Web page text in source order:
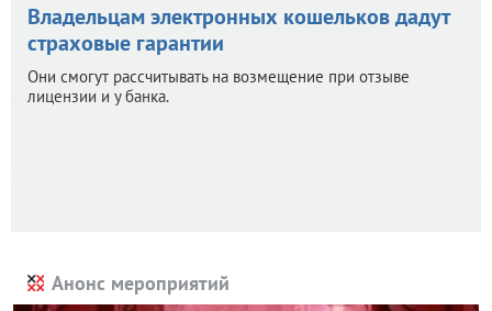
Владельцам электронных кошельков дадут
страховые гарантии
Они смогут рассчитывать на возмещение при отзыве
лицензии и у банка.
Анонс мероприятий